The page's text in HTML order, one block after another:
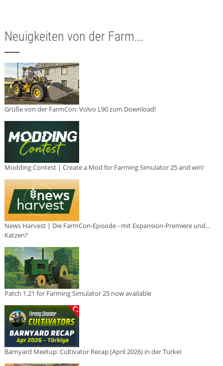
Neuigkeiten von der Farm...
Grüße von der FarmCon: Volvo L90 zum Download!
Modding Contest | Create a Mod for Farming Simulator 25 and win!
News Harvest | Die FarmCon-Episode - mit Expansion-Premiere und...
Katzen?
Patch 1.21 for Farming Simulator 25 now available
Barnyard Meetup: Cultivator Recap (April 2026) in der Türkei